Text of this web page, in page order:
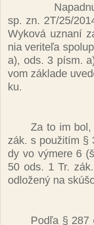
sp. zn. 2T/25/
Wyko­vá uz­na­ní
nia ve­ri­te­ľa
a), ods. 3 písm.
vom zá­kla­de
ku.
Za to im
zák. s pou­ži­tím §
dy vo vý­me­re 6
50 ods. 1 Tr.
od­lo­že­ný na
Pod­ľa § 287